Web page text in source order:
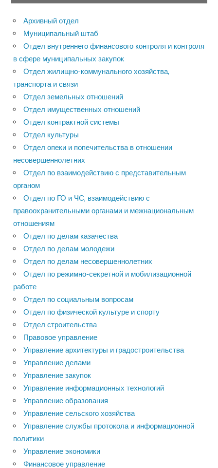
Архивный отдел
Муниципальный штаб
Отдел внутреннего финансового контроля и контроля
в сфере муниципальных закупок
Отдел жилищно-коммунального хозяйства,
транспорта и связи
Отдел земельных отношений
Отдел имущественных отношений
Отдел контрактной системы
Отдел культуры
Отдел опеки и попечительства в отношении
несовершеннолетних
Отдел по взаимодействию с представительным
органом
Отдел по ГО и ЧС, взаимодействию с
правоохранительными органами и межнациональным
отношениям
Отдел по делам казачества
Отдел по делам молодежи
Отдел по делам несовершеннолетних
Отдел по режимно-секретной и мобилизационной
работе
Отдел по социальным вопросам
Отдел по физической культуре и спорту
Отдел строительства
Правовое управление
Управление архитектуры и градостроительства
Управление делами
Управление закупок
Управление информационных технологий
Управление образования
Управление сельского хозяйства
Управление службы протокола и информационной
политики
Управление экономики
Финансовое управление